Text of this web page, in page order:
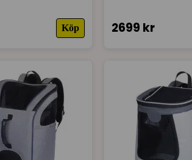
Köp 2699 kr